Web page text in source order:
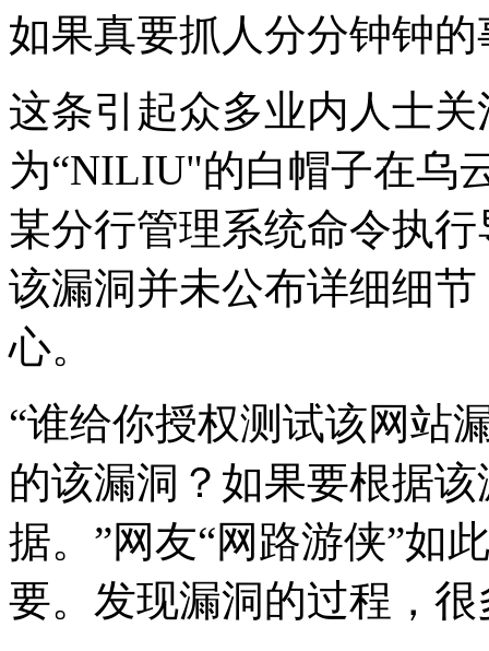
如果真要抓人分分钟钟的
这条引起众多业内人士
为“NILIU"的白帽子在乌
某分行管理系统命令执
该漏洞并未公布详细细
心。
“谁给你授权测试该网站
的该漏洞？如果要根据
据。”网友“网路游侠”如
要。发现漏洞的过程，